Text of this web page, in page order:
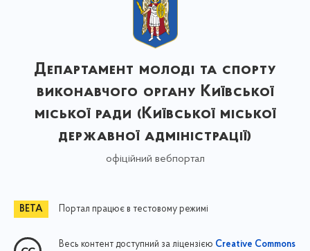
Департамент молоді та спорту
виконавчого органу Київської
міської ради (Київської міської
державної адміністрації)
офіційний вебпортал
Портал працює в тестовому режимі
Весь контент доступний за ліцензією Creative Commons